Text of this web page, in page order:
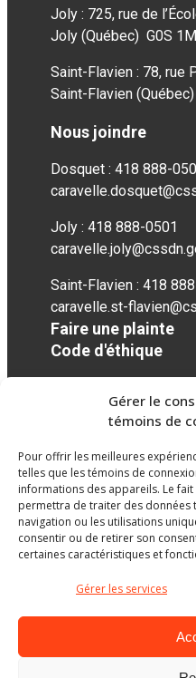
Gérer le
témoins de
Pour offrir les meilleures
telles que les témoins de
informations des appareils. Le
permettra de traiter des données
navigation ou les utilisations
consentir ou de retirer son
certaines caractéristiques et
Gérer les services
Joly : 725, rue de
Joly (Québec) G0S
Saint-Flavien : 78, rue
Saint-Flavien
Nous joindre
Dosquet : 418 888-
Joly : 418 888-0501
Saint-Flavien : 418
caravelle.st-
Faire une plainte
Code d'éthique
Réseaux sociaux
facebook